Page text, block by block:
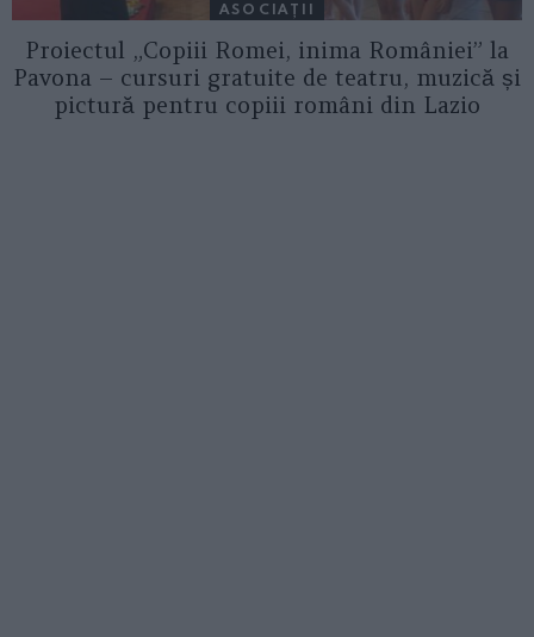
ASOCIAŢII
Proiectul „Copiii Romei, inima României” la
Pavona – cursuri gratuite de teatru, muzică și
pictură pentru copiii români din Lazio